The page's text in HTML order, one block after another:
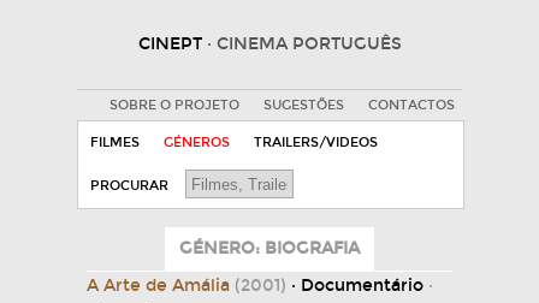
CINEPT · CINEMA PORTUGUÊS
SOBRE O PROJETO SUGESTÕES CONTACTOS
FILMES GÉNEROS TRAILERS/VIDEOS
PROCURAR
GÉNERO: BIOGRAFIA
A Arte de Amália (2001) · Documentário ·